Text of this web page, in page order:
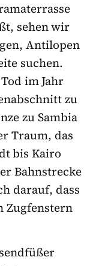
sehen wir
Antilopen
suchen.
im Jahr
zu
zu Sambia
Traum, das
bis Kairo
Bahnstrecke
darauf, dass
Zugfenstern